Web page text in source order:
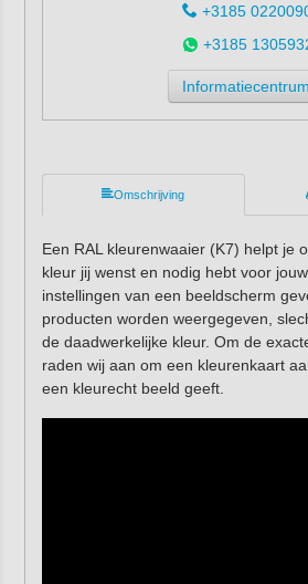
+3185
+3185
Informatiecentrum
Omschrijving
Een RAL kleurenwaaier (K7) helpt je
kleur jij wenst en nodig hebt voor
instellingen van een beeldscherm
producten worden weergegeven,
de daadwerkelijke kleur. Om de
raden wij aan om een kleurenkaart
een kleurecht beeld geeft.